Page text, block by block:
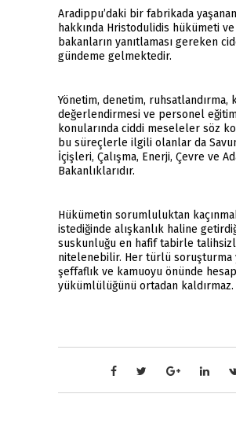
Aradippu’daki bir fabrikada
hakkında Hristodulidis hükümeti
bakanların yanıtlaması gereken
gündeme gelmektedir.
Yönetim, denetim,
değerlendirmesi ve personel
konularında ciddi meseleler söz
bu süreçlerle ilgili olanlar da
İçişleri, Çalışma, Enerji, Çevre ve
Bakanlıklarıdır.
Hükümetin sorumluluktan
istediğinde alışkanlık haline
suskunluğu en hafif tabirle
nitelenebilir. Her türlü
şeffaflık ve kamuoyu önünde
yükümlülüğünü ortadan kaldırmaz.